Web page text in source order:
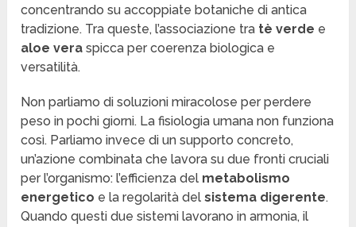
concentrando su accoppiate botaniche di antica
tradizione. Tra queste, l’associazione tra tè verde e
aloe vera spicca per coerenza biologica e
versatilità.
Non parliamo di soluzioni miracolose per perdere
peso in pochi giorni. La fisiologia umana non funziona
così. Parliamo invece di un supporto concreto,
un’azione combinata che lavora su due fronti cruciali
per l’organismo: l’efficienza del metabolismo
energetico e la regolarità delsistema digerente.
Quando questi due sistemi lavorano in armonia, il